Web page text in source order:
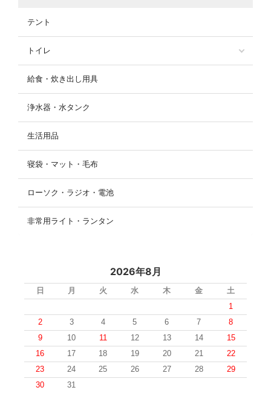
テント
トイレ
給食・炊き出し用具
浄水器・水タンク
生活用品
寝袋・マット・毛布
ローソク・ラジオ・電池
非常用ライト・ランタン
2026年8月
日 月 火 水 木 金
土
1
2
3 4 5 6 7
8
9
10 11 12 13 14
15
16
17 18 19 20 21
22
23
24 25 26 27 28
29
30
31